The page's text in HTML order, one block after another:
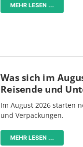
MEHR LESEN ...
Was sich im
Reisende und
Im August 2026 starten
und Verpackungen.
MEHR LESEN ...